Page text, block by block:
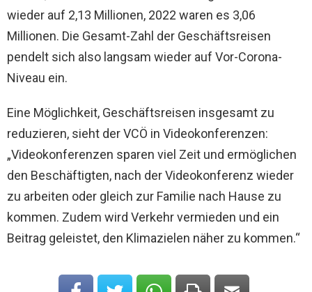
wieder auf 2,13 Millionen, 2022 waren es 3,06
Millionen. Die Gesamt-Zahl der Geschäftsreisen
pendelt sich also langsam wieder auf Vor-Corona-
Niveau ein.
Eine Möglichkeit, Geschäftsreisen insgesamt zu
reduzieren, sieht der VCÖ in Videokonferenzen:
„Videokonferenzen sparen viel Zeit und ermöglichen
den Beschäftigten, nach der Videokonferenz wieder
zu arbeiten oder gleich zur Familie nach Hause zu
kommen. Zudem wird Verkehr vermieden und ein
Beitrag geleistet, den Klimazielen näher zu kommen.“